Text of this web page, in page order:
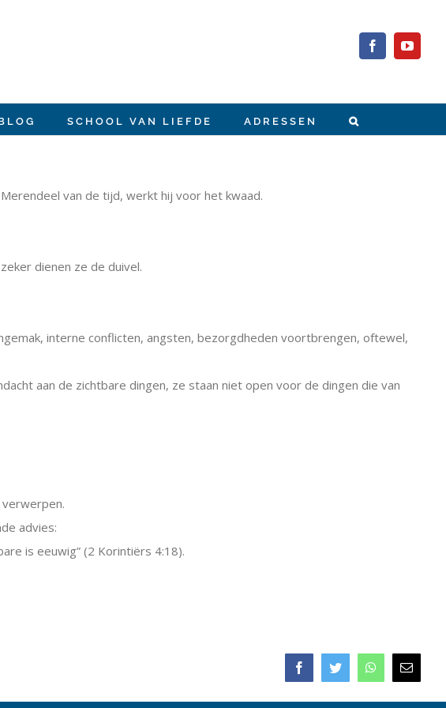
Facebook
SCHOOL VAN LIEFDE ADRESSEN
van de tijd, werkt hij voor het kwaad.
dienen ze de duivel.
interne conflicten, angsten, bezorgdheden voortbrengen, oftewel,
aan de zichtbare dingen, ze staan niet open voor de dingen die van
advies:
is eeuwig” (2 Korintiërs 4:18).
FacebookTwitterWhatsApp
E-
mail